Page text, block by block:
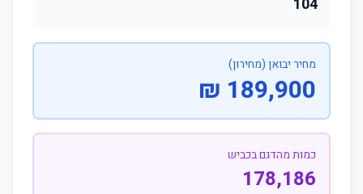
104
מחיר יבואן (מחירון)
189,900 ₪
כמות מהדגם בכביש
178,186